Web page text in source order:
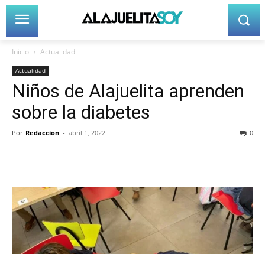
Inicio Actualidad
Actualidad
Niños de Alajuelita aprenden
sobre la diabetes
Por Redaccion - abril 1, 2022 0